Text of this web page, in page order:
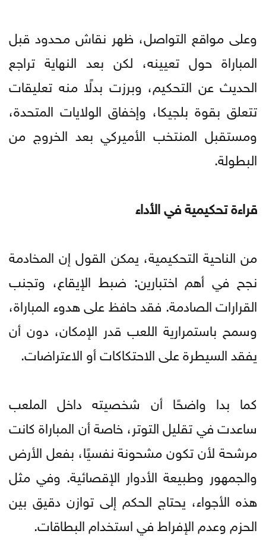
وعلى مواقع التواصل، ظهر نقاش محدود قبل
المباراة حول تعيينه، لكن بعد النهاية تراجع
الحديث عن التحكيم، وبرزت بدلًا منه تعليقات
تتعلق بقوة بلجيكا، وإخفاق الولايات المتحدة،
ومستقبل المنتخب الأميركي بعد الخروج من
البطولة.
قراءة تحكيمية في الأداء
من الناحية التحكيمية، يمكن القول إن المخادمة
نجح في أهم اختبارين: ضبط الإيقاع، وتجنب
القرارات الصادمة. فقد حافظ على هدوء المباراة،
وسمح باستمرارية اللعب قدر الإمكان، دون أن
يفقد السيطرة على الاحتكاكات أو الاعتراضات.
كما بدا واضحًا أن شخصيته داخل الملعب
ساعدت في تقليل التوتر، خاصة أن المباراة كانت
مرشحة لأن تكون مشحونة نفسيًا، بفعل الأرض
والجمهور وطبيعة الأدوار الإقصائية. وفي مثل
هذه الأجواء، يحتاج الحكم إلى توازن دقيق بين
الحزم وعدم الإفراط في استخدام البطاقات.